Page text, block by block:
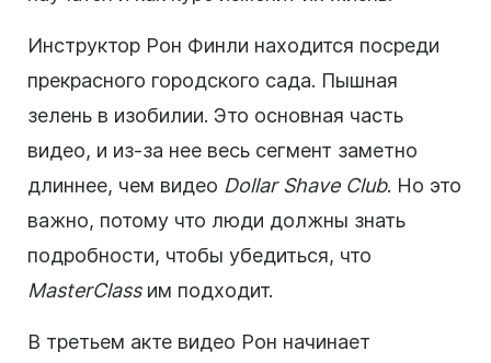
Инструктор Рон Финли находится посреди
прекрасного городского сада. Пышная
зелень в изобилии. Это основная часть
видео, и из-за нее весь сегмент заметно
длиннее, чем видео Dollar Shave Club. Но это
важно, потому что люди должны знать
подробности, чтобы убедиться, что
MasterClassим подходит.
В третьем акте видео Рон начинает